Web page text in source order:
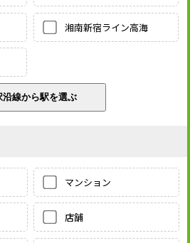
湘南新宿ライン高海
マンション
店舗